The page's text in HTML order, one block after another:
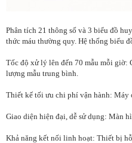
Phân tích 21 thông số và 3 biểu đồ
thức máu thường quy. Hệ thống biểu
Tốc độ xử lý lên đến 70 mẫu mỗi giờ:
lượng mẫu trung bình.
Thiết kế tối ưu chi phí vận hành: Máy
Giao diện hiện đại, dễ sử dụng: Màn
Khả năng kết nối linh hoạt: Thiết bị